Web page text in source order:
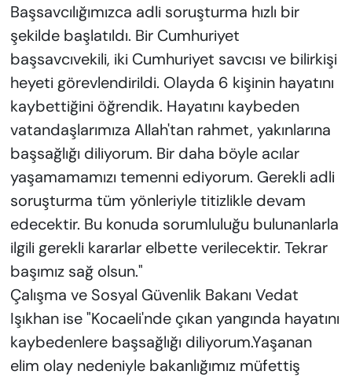
Başsavcılığımızca adli soruşturma hızlı bir
şekilde başlatıldı. Bir Cumhuriyet
başsavcıvekili, iki Cumhuriyet savcısı ve bilirkişi
heyeti görevlendirildi. Olayda 6 kişinin hayatını
kaybettiğini öğrendik. Hayatını kaybeden
vatandaşlarımıza Allah'tan rahmet, yakınlarına
başsağlığı diliyorum. Bir daha böyle acılar
yaşamamamızı temenni ediyorum. Gerekli adli
soruşturma tüm yönleriyle titizlikle devam
edecektir. Bu konuda sorumluluğu bulunanlarla
ilgili gerekli kararlar elbette verilecektir. Tekrar
başımız sağ olsun."
Çalışma ve Sosyal Güvenlik Bakanı Vedat
Işıkhan ise "Kocaeli'nde çıkan yangında hayatını
kaybedenlere başsağlığı diliyorum.Yaşanan
elim olay nedeniyle bakanlığımız müfettiş